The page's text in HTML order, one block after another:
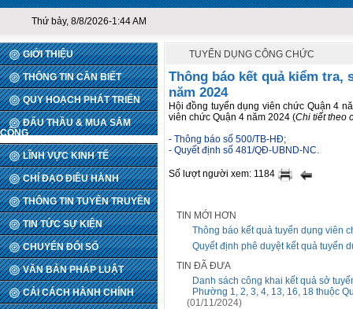
Thứ bảy, 8/8/2026-1:44 AM
GIỚI THIỆU
THÔNG TIN CẦN BIẾT
QUY HOẠCH PHÁT TRIỂN
ĐẤU THẦU & MUA SẮM
CÔNG
LĨNH VỰC KINH TẾ
CHỈ ĐẠO ĐIỀU HÀNH
THÔNG TIN TUYÊN TRUYỀN
TIN TỨC SỰ KIỆN
CHUYỂN ĐỔI SỐ
VĂN BẢN PHÁP LUẬT
CẢI CÁCH HÀNH CHÍNH
TUYỂN DỤNG CÔNG CHỨC
Thông báo kết quả kiểm tra,
năm 2024
Hội đồng tuyển dụng viên chức Quận 4
viên chức Quận 4 năm 2024 (Chi tiết theo
- Thông báo số 500/TB-HĐ;
- Quyết định số 481/QĐ-UBND-NC.
Số lượt người xem: 1184
TIN MỚI HƠN
Thông báo kết quả tuyển dụng viên
Quyết định phê duyệt kết quả tuyển
TIN ĐÃ ĐƯA
Danh sách công khai kết quả sở
Phường 1, 2, 3, 4, 13, 16, 18 thuộc
(01/11/2024)